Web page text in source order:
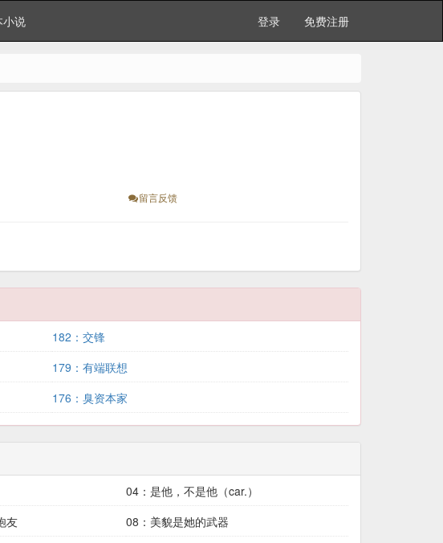
小说 登录 免费注册
留言反馈
182：交锋
179：有端联想
176：臭资本家
04：是他，不是他（car.）
友
08：美貌是她的武器